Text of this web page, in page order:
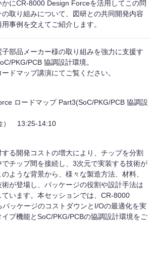
にCR-8000 Design Forceを活用してこの問
取り組みについて、図研との共同開発内容
事例を交えてご紹介します。
部品メーカー様の取り組みを強力に支援す
PKG/PCB 協調設計環境。
ドマップ講演にてご覧ください。
ロードマップ Part3(SoC/PKG/PCB 協調設
） 13:25-14:10
る開発コストの増大により、チップを分割
でチップ間を接続し、3次元で実装する技術が
ような背景から、様々な製造方法、材料、
が登場し、パッケージの役割や設計手法は
います。本セッションでは、CR-8000
ッケージのコストダウンとI/Oの最適化を実
プ機能とSoC/PKG/PCBの協調設計環境をご